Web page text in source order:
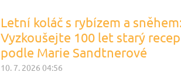
Letní koláč s rybízem a
Vyzkoušejte 100 let starý
podle Marie Sandtnerové
10. 7. 2026 04:56